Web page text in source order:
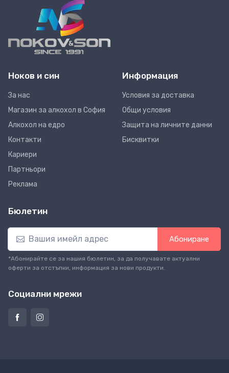
Ноков и син
За нас
Магазин за алкохол в София
Алкохол на едро
Контакти
Кариери
Партньори
Реклама
Информация
Условия за доставка
Общи условия
Защита на личните данни
Бисквитки
Бюлетин
Абониране
*Абонирайте се за нашия бюлетин, за да получавате актуални
оферти за отстъпки, информация за нови продукти.
Социални мрежи